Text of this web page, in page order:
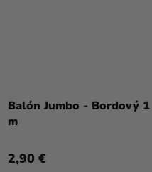
Balón Jumbo - Bordový 1
m
hodnotenie
2,90 €